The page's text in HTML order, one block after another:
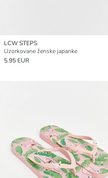
LCW STEPS
Uzorkovane ženske japanke
5.95 EUR